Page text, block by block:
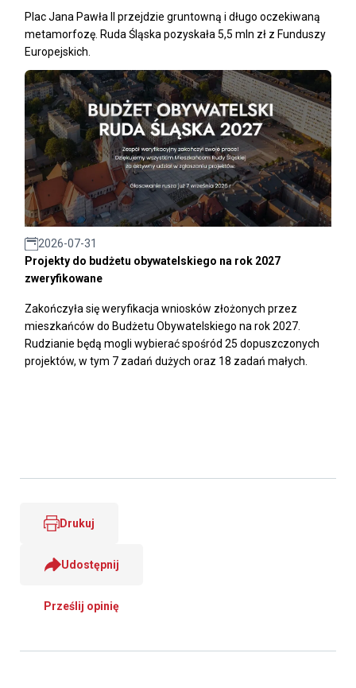
Plac Jana Pawła II przejdzie gruntowną i długo oczekiwaną
metamorfozę. Ruda Śląska pozyskała 5,5 mln zł z Funduszy
Europejskich.
2026-07-31
Projekty do budżetu obywatelskiego na rok 2027
zweryfikowane
Zakończyła się weryfikacja wniosków złożonych przez
mieszkańców do Budżetu Obywatelskiego na rok 2027.
Rudzianie będą mogli wybierać spośród 25 dopuszczonych
projektów, w tym 7 zadań dużych oraz 18 zadań małych.
Drukuj
Udostępnij
Prześlij opinię